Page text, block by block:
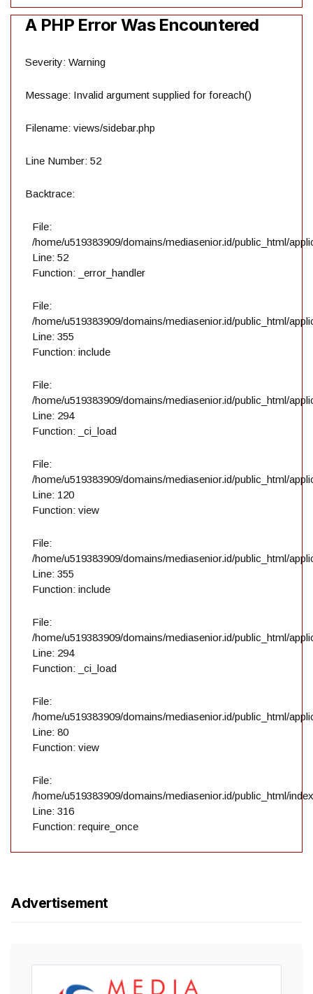
A PHP Error Was Encountered
Severity: Warning
Message: Invalid argument supplied for foreach()
Filename: views/sidebar.php
Line Number: 52
Backtrace:
File:
/home/u519383909/domains/mediasenior.id/public_html/
Line: 52
Function: _error_handler
File:
/home/u519383909/domains/mediasenior.id/public_html/
Line: 355
Function: include
File:
/home/u519383909/domains/mediasenior.id/public_html/
Line: 294
Function: _ci_load
File:
/home/u519383909/domains/mediasenior.id/public_html/
Line: 120
Function: view
File:
/home/u519383909/domains/mediasenior.id/public_html/
Line: 355
Function: include
File:
/home/u519383909/domains/mediasenior.id/public_html/
Line: 294
Function: _ci_load
File:
/home/u519383909/domains/mediasenior.id/public_html/
Line: 80
Function: view
File:
/home/u519383909/domains/mediasenior.id/public_html/
Line: 316
Function: require_once
Advertisement